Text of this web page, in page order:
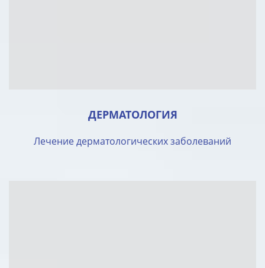
ДЕРМАТОЛОГИЯ
Лечение дерматологических заболеваний